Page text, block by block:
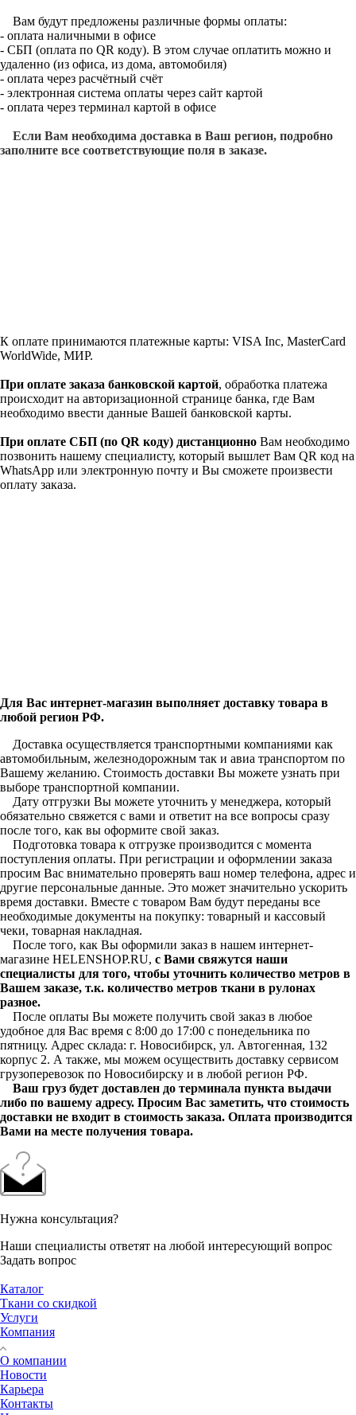
Вам будут предложены различные формы оплаты:
- оплата наличными в офисе
- СБП (оплата по QR коду). В этом случае оплатить можно и
удаленно (из офиса, из дома, автомобиля)
- оплата через расчётный счёт
- электронная система оплаты через сайт картой
- оплата через терминал картой в офисе
Если Вам необходима доставка в Ваш регион, подробно
заполните все соответствующие поля в заказе.
К оплате принимаются платежные карты: VISA Inc, MasterCard
WorldWide, МИР.
При оплате заказа банковской картой, обработка платежа
происходит на авторизационной странице банка, где Вам
необходимо ввести данные Вашей банковской карты.
При оплате СБП (по QR коду) дистанционно Вам необходимо
позвонить нашему специалисту, который вышлет Вам QR код на
WhatsApp или электронную почту и Вы сможете произвести
оплату заказа.
Для Вас интернет-магазин выполняет доставку товара в
любой регион РФ.
Доставка осуществляется транспортными компаниями как
автомобильным, железнодорожным так и авиа транспортом по
Вашему желанию. Стоимость доставки Вы можете узнать при
выборе транспортной компании.
Дату отгрузки Вы можете уточнить у менеджера, который
обязательно свяжется с вами и ответит на все вопросы сразу
после того, как вы оформите свой заказ.
Подготовка товара к отгрузке производится с момента
поступления оплаты. При регистрации и оформлении заказа
просим Вас внимательно проверять ваш номер телефона, адрес и
другие персональные данные. Это может значительно ускорить
время доставки. Вместе с товаром Вам будут переданы все
необходимые документы на покупку: товарный и кассовый
чеки, товарная накладная.
После того, как Вы оформили заказ в нашем интернет-
магазине HELENSHOP.RU, с Вами свяжутся наши
специалисты для того, чтобы уточнить количество метров в
Вашем заказе, т.к. количество метров ткани в рулонах
разное.
После оплаты Вы можете получить свой заказ в любое
удобное для Вас время с 8:00 до 17:00 с понедельника по
пятницу. Адрес склада: г. Новосибирск, ул. Автогенная, 132
корпус 2. А также, мы можем осуществить доставку сервисом
грузоперевозок по Новосибирску и в любой регион РФ.
Ваш груз будет доставлен до терминала пункта выдачи
либо по вашему адресу. Просим Вас заметить, что стоимость
доставки не входит в стоимость заказа. Оплата производится
Вами на месте получения товара.
Нужна консультация?
Наши специалисты ответят на любой интересующий вопрос
Задать вопрос
Каталог
Ткани со скидкой
Услуги
Компания
О компании
Новости
Карьера
Контакты